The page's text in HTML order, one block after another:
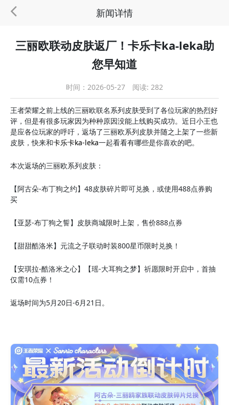
新闻详情
三丽欧联动皮肤返厂！卡乐卡ka-leka助
您早知道
时间：2026-05-27 阅读: 282
王者荣耀之前上线的三丽欧联名系列皮肤受到了各位玩家的热烈好
评，但是有很多玩家因为种种原因没能上线购买成功。近日小王也
是应各位玩家的呼吁，返场了三丽欧系列皮肤并随之上架了一些新
皮肤，快来和卡乐卡ka-leka一起看看有哪些是你喜欢的吧。
本次返场的三丽欧系列皮肤：
【阿古朵-布丁狗之约】48皮肤碎片即可兑换，或使用488点券购
买
【亚瑟-布丁狗之誓】皮肤商城限时上架，售价888点券
【甜甜酷洛米】元流之子联动时装800星币限时兑换！
【安琪拉-酷洛米之心】【瑶-大耳狗之梦】祈愿限时开启中，首抽
仅需10点券！
返场时间为5月20日-6月21日。